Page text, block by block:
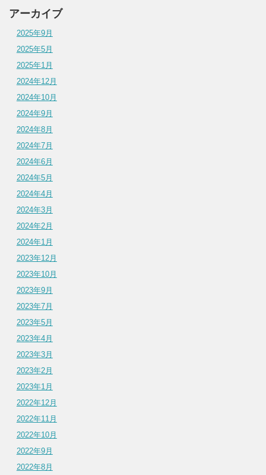
アーカイブ
2025年9月
2025年5月
2025年1月
2024年12月
2024年10月
2024年9月
2024年8月
2024年7月
2024年6月
2024年5月
2024年4月
2024年3月
2024年2月
2024年1月
2023年12月
2023年10月
2023年9月
2023年7月
2023年5月
2023年4月
2023年3月
2023年2月
2023年1月
2022年12月
2022年11月
2022年10月
2022年9月
2022年8月